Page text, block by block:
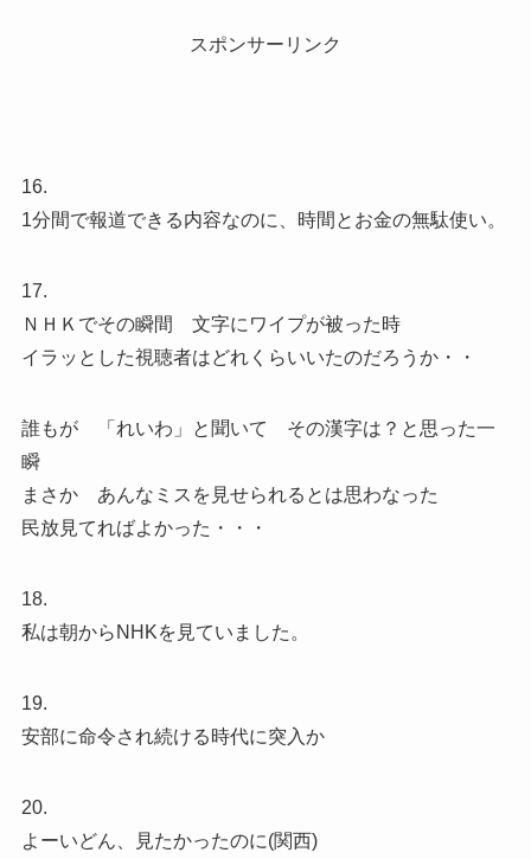
スポンサーリンク
16.
1分間で報道できる内容なのに、時間とお金の無駄使い。
17.
ＮＨＫでその瞬間 文字にワイプが被った時
イラッとした視聴者はどれくらいいたのだろうか・・
誰もが 「れいわ」と聞いて その漢字は？と思った一
瞬
まさか あんなミスを見せられるとは思わなった
民放見てればよかった・・・
18.
私は朝からNHKを見ていました。
19.
安部に命令され続ける時代に突入か
20.
よーいどん、見たかったのに(関西)